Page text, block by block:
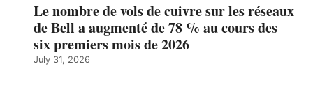
Le nombre de vols de cuivre sur les réseaux
de Bell a augmenté de 78 % au cours des
six premiers mois de 2026
July 31, 2026